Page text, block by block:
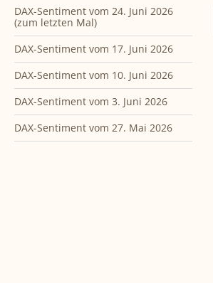
DAX-Sentiment vom 24. Juni 2026
(zum letzten Mal)
DAX-Sentiment vom 17. Juni 2026
DAX-Sentiment vom 10. Juni 2026
DAX-Sentiment vom 3. Juni 2026
DAX-Sentiment vom 27. Mai 2026